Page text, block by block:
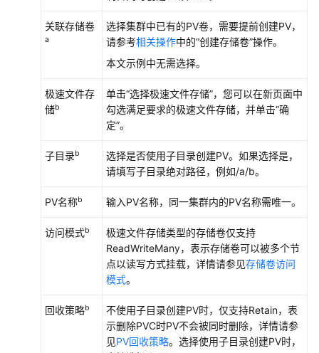
度
存
存
述
存
识
关联存储卷
a
选择集群中已有的PV卷，需要提前创建PV，
请参考相关操作中的“创建存储卷”操作。
本文示例中无需选择。
极速文件存
储b
单击“选择极速文件存储”，您可以在新页面中
勾选满足要求的极速文件存储，并单击“确
定”。
子目录b
选择是否使用子目录创建PV。如果选择是，
请填写子目录绝对路径，例如/a/b。
PV名称b 输入PV名称，同一集群内的PV名称需唯一。
访问模式b
极速文件存储类型的存储卷仅支持
ReadWriteMany，表示存储卷可以被多个节
点以读写方式挂载，详情请参见存储卷访问
模式。
回收策略b
不使用子目录创建PV时，仅支持Retain，表
示删除PVC时PV不会被同时删除，详情请参
见PV回收策略。选择使用子目录创建PV时，